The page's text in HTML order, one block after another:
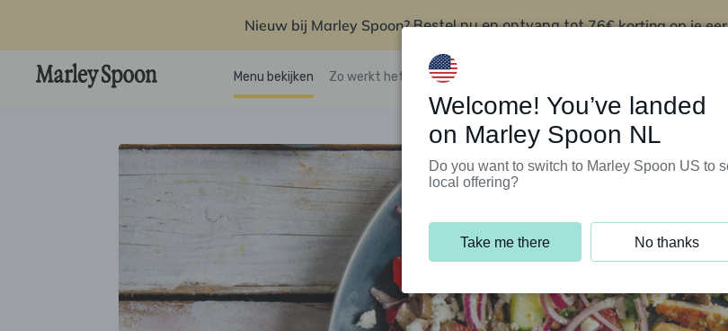
Nieuw bij Marley Spoon?Bestel nu en ontvang tot76€ korting op je
Menu bekijken Zo werkt het Klantenservice
Welcome! You’ve landed
on Marley Spoon NL
Do you want to switch to Marley Spoon US to
local offering?
Take me there No thanks